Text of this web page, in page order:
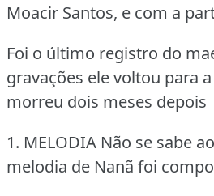
Moacir Santos, e com a
Foi o último registro do
gravações ele voltou para
morreu dois meses depois
1. MELODIA Não se sabe
melodia de Nanã foi